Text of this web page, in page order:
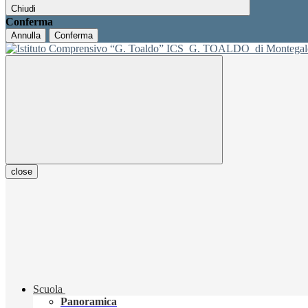
Chiudi
Conferma
Annulla Conferma
ICS G. TOALDO di
close
Scuola
Panoramica